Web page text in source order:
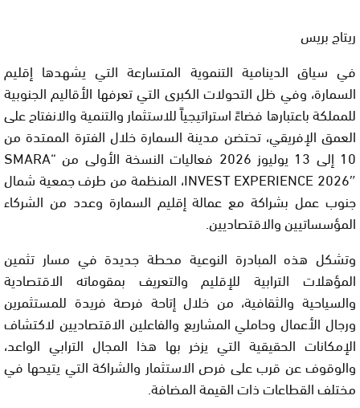
ريتاج بريس
في سياق الدينامية التنموية المتسارعة التي يشهدها إقليم
السمارة، وفي ظل التحولات الكبرى التي تعرفها الأقاليم الجنوبية
للمملكة باعتبارها فضاءً استراتيجياً للاستثمار والتنمية والانفتاح على
العمق الإفريقي، تحتضن مدينة السمارة خلال الفترة الممتدة من
10 إلى 13 يوليوز 2026 فعاليات النسخة الأولى من “SMARA
INVEST EXPERIENCE 2026″، المنظمة من طرف جمعية شمال
جنوب عمل بشراكة مع عمالة إقليم السمارة وعدد من الشركاء
المؤسساتيين والاقتصاديين.
وتشكل هذه المبادرة النوعية محطة جديدة في مسار تثمين
المؤهلات الترابية للإقليم والتعريف بمقوماته الاقتصادية
والسياحية والثقافية، من خلال إتاحة فرصة فريدة للمستثمرين
ورجال الأعمال وحاملي المشاريع والفاعلين الاقتصاديين لاكتشاف
الإمكانات الحقيقية التي يزخر بها هذا المجال الترابي الواعد،
والوقوف عن قرب على فرص الاستثمار والشراكة التي يتيحها في
مختلف القطاعات ذات القيمة المضافة.